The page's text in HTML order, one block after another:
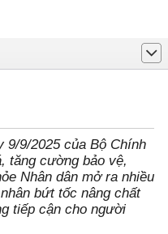
9/9/2025 của Bộ Chính
tăng cường bảo vệ,
Nhân dân mở ra nhiều
bứt tốc nâng chất
tiếp cận cho người